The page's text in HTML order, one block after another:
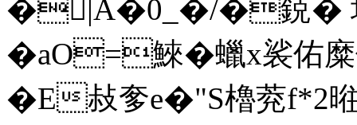
�|A�0_�/�鋴� 坛
�aO=鯠�蠟x裟佑
�E敊奓e�"S櫓萒f*2